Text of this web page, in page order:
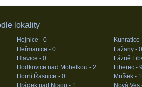
lokality
Hejnice - 0
Heřmanice - 0
Hlavice - 0
Hodkovice nad Mohelkou - 2
Horní Řasnice - 0
Hrádek nad Nisou - 1
Kunratice
Lažany - 0
Lázně
Liberec - 9
Mníšek - 1
Nová Ves